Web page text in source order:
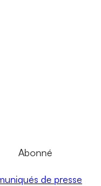
Abonné
de presse